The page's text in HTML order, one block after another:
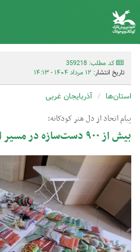
کد مطلب: 359218
تاریخ انتشار: ۱۲ مرداد ۱۴۰۴ - ۱۴:۱۳
استان‌ها آذربایجان غربی
پیام اتحاد از دل هنر کودکانه؛
بیش از ۹۰۰ دست‌سازه در مسیر اربعین